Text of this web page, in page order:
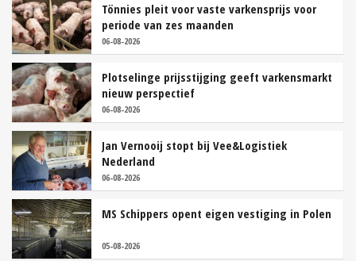
Tönnies pleit voor vaste varkensprijs voor
periode van zes maanden
06-08-2026
Plotselinge prijsstijging geeft varkensmarkt
nieuw perspectief
06-08-2026
Jan Vernooij stopt bij Vee&Logistiek
Nederland
06-08-2026
MS Schippers opent eigen vestiging in Polen
05-08-2026